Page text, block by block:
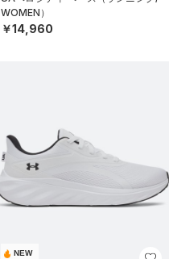
WOMEN）
￥14,960
NEW